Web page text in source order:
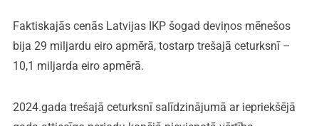
Faktiskajās cenās Latvijas IKP šogad deviņos mēnešos
bija 29 miljardu eiro apmērā, tostarp trešajā ceturksnī –
10,1 miljarda eiro apmērā.
2024.gada trešajā ceturksnī salīdzinājumā ar iepriekšējā